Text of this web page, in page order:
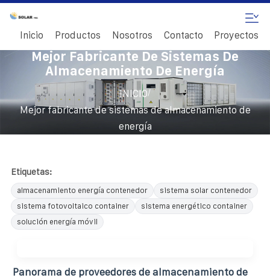
Inicio Productos Nosotros Contacto Proyectos
Mejor Fabricante De Sistemas De
Almacenamiento De Energía
INICIO/
Mejor fabricante de sistemas de almacenamiento de
energía
Etiquetas:
almacenamiento energía contenedor
sistema solar contenedor
sistema fotovoltaico container
sistema energético container
solución energía móvil
Panorama de proveedores de almacenamiento de